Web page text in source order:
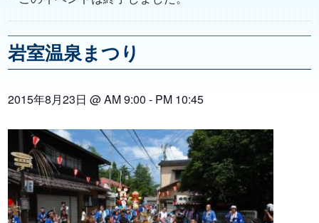
岩室温泉まつり
2015年8月23日 @ AM 9:00 - PM 10:45